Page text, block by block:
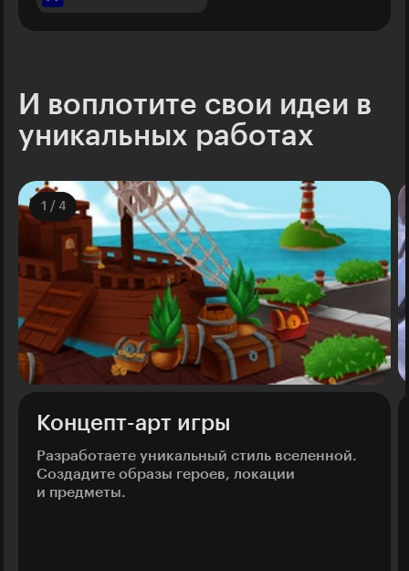
И воплотите свои идеи в
уникальных работах
1 / 4
Концепт-арт игры
Разработаете уникальный стиль вселенной.
Создадите образы героев, локации
и предметы.